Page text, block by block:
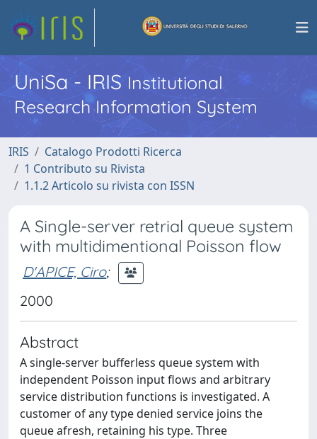
UniSa - IRISInstitutional
Research Information System
IRIS
Catalogo Prodotti Ricerca
1 Contributo su Rivista
1.1.2 Articolo su rivista con ISSN
A Single-server retrial queue system
with multidimentional Poisson flow
D'APICE, Ciro;
2000
Abstract
A single-server bufferless queue system with
independent Poisson input flows and arbitrary
service distribution functions is investigated. A
customer of any type denied service joins the
queue afresh, retaining his type. Three